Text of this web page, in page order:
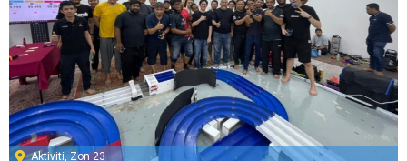
Aktiviti, Zon 23